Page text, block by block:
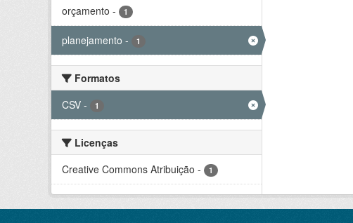
orçamento - 1
planejamento - 1
Formatos
CSV - 1
Licenças
Creative Commons Atribuição - 1